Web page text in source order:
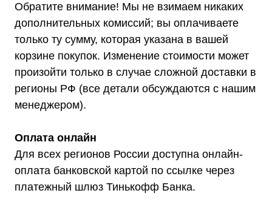
Обратите внимание! Мы не взимаем никаких
дополнительных комиссий; вы оплачиваете
только ту сумму, которая указана в вашей
корзине покупок. Изменение стоимости может
произойти только в случае сложной доставки в
регионы РФ (все детали обсуждаются с нашим
менеджером).
Оплата онлайн
Для всех регионов России доступна онлайн-
оплата банковской картой по ссылке через
платежный шлюз Тинькофф Банка.
Политика конфиденциальности